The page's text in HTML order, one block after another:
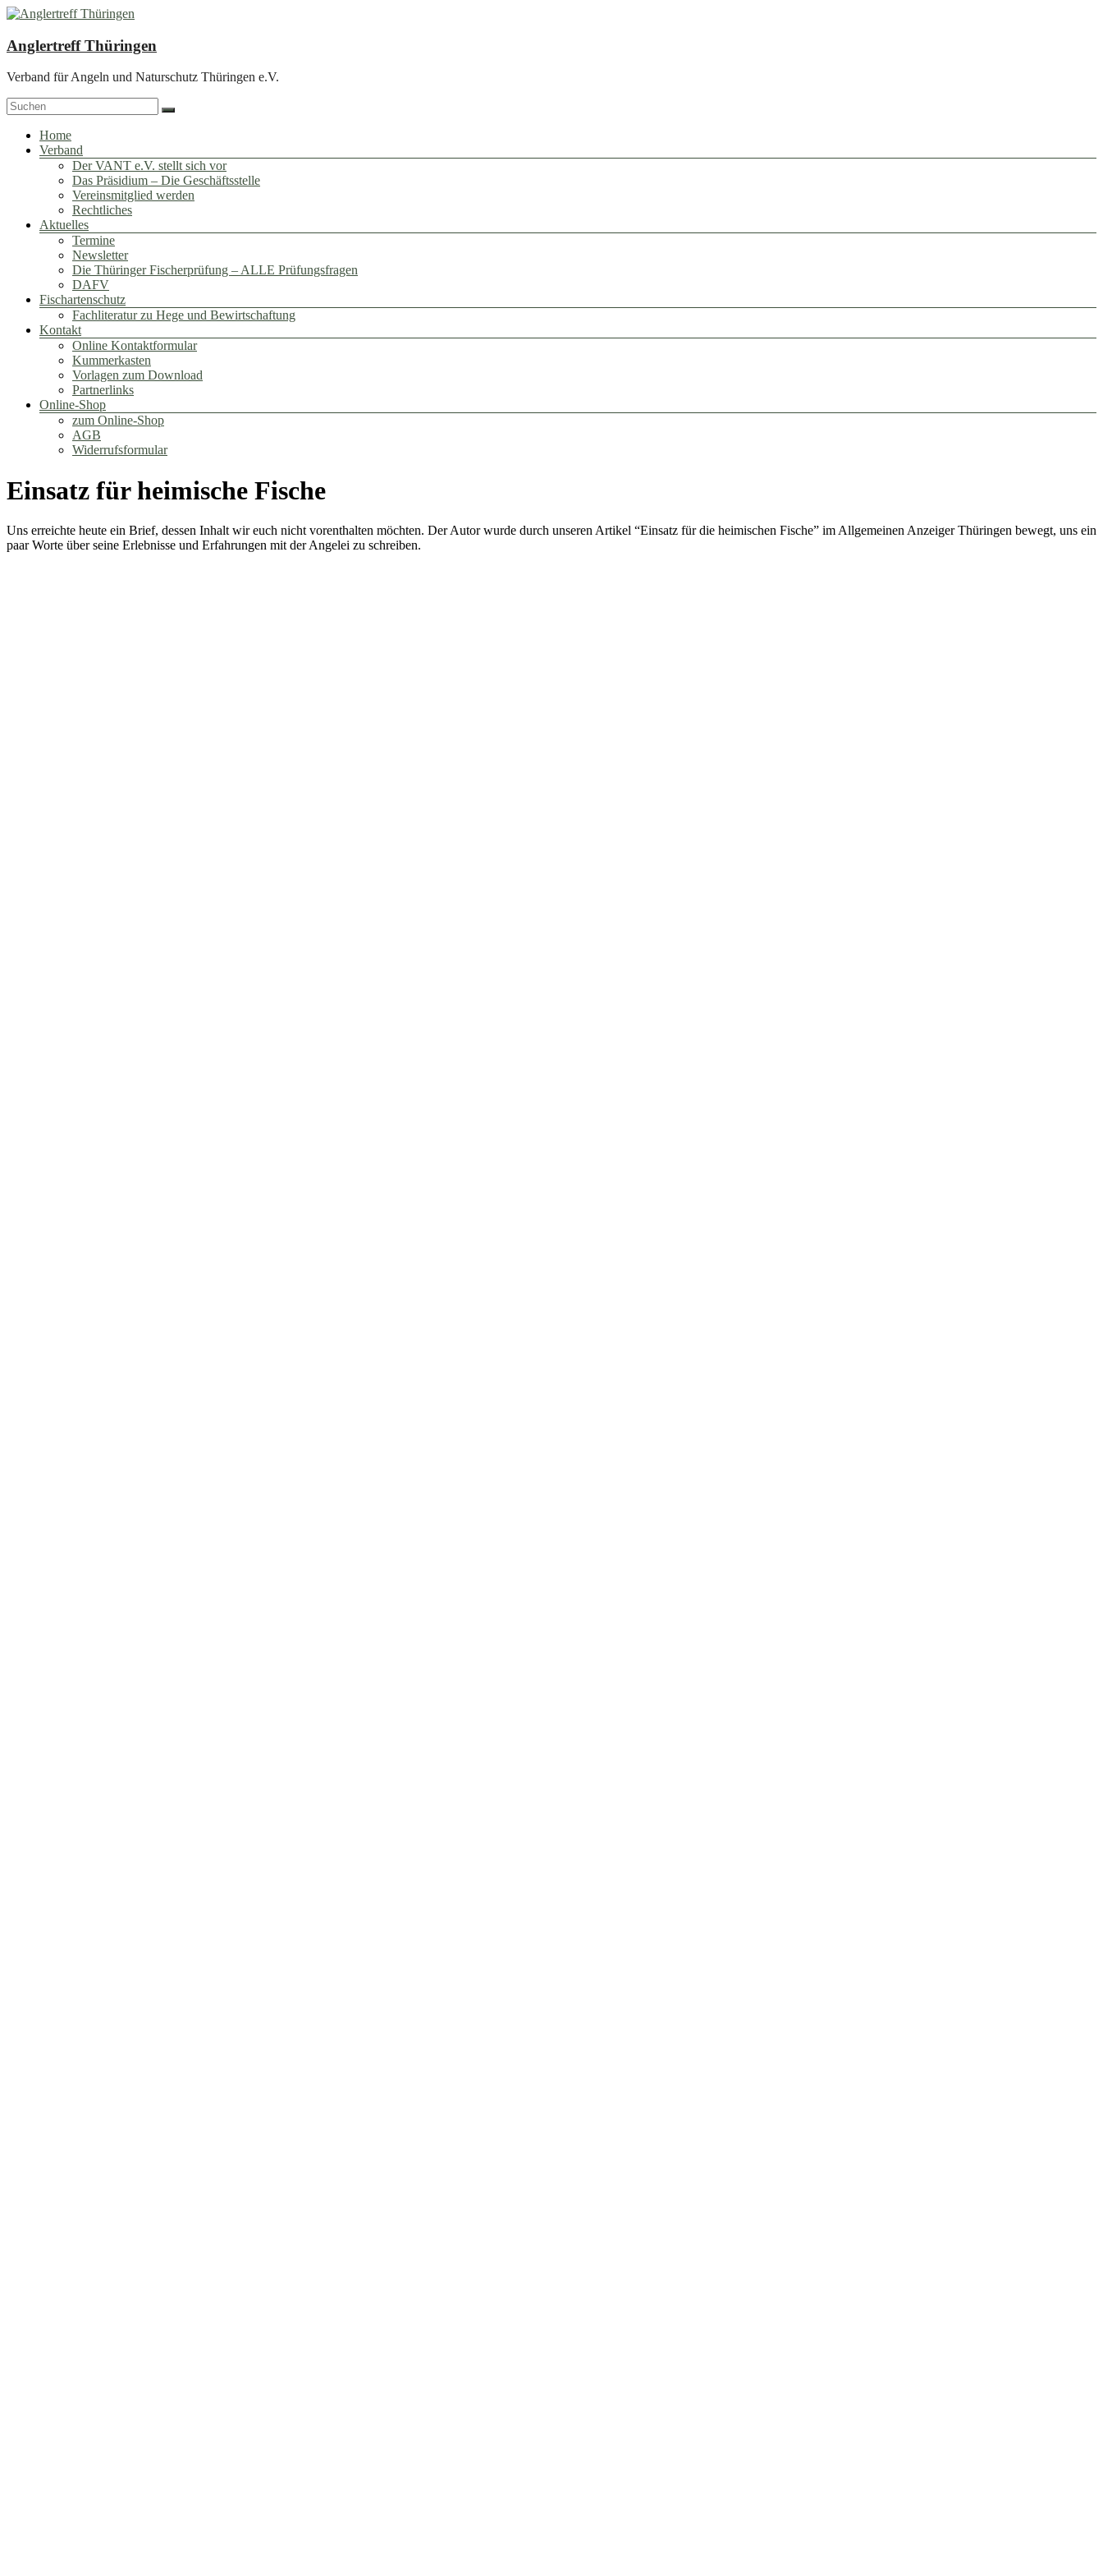
Zum
springen
Anglertreff Thüringen
Verband für Angeln und Naturschutz Thüringen e.V.
Menü
Home
Verband
Der VANT e.V. stellt sich vor
Das Präsidium – Die Geschäftsstelle
Vereinsmitglied werden
Rechtliches
Aktuelles
Termine
Newsletter
Die Thüringer Fischerprüfung – ALLE Prüfungsfragen
DAFV
Fischartenschutz
Fachliteratur zu Hege und Bewirtschaftung
Kontakt
Online Kontaktformular
Kummerkasten
Vorlagen zum Download
Partnerlinks
Online-Shop
zum Online-Shop
AGB
Widerrufsformular
Einsatz für heimische Fische
Uns erreichte heute ein Brief, dessen Inhalt wir euch nicht vorenthalten möchten. Der Autor wurde durch unseren Artikel “Einsatz für die heimischen Fische” im Allgemeinen Anzeiger Thüringen bewegt, uns ein
paar Worte über seine Erlebnisse und Erfahrungen mit der Angelei zu schreiben.